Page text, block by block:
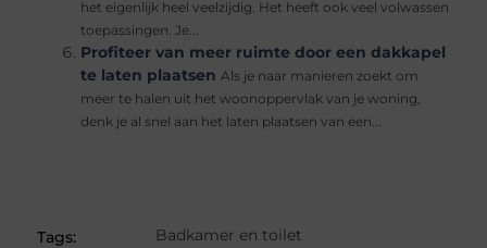
het eigenlijk heel veelzijdig. Het heeft ook veel volwassen
toepassingen. Je...
Profiteer van meer ruimte door een dakkapel
te laten plaatsen Als je naar manieren zoekt om
meer te halen uit het woonoppervlak van je woning,
denk je al snel aan het laten plaatsen van een...
Tags:
Badkamer en toilet